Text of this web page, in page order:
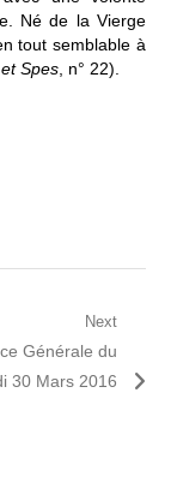
Né de la Vierge
tout semblable à
Spes, n° 22).
Next
Générale du
30 Mars 2016